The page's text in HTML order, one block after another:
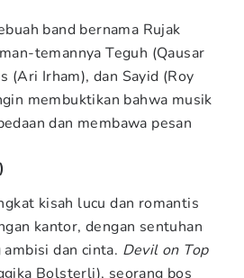
band bernama Rujak
temannya Teguh (Qausar
(Ari Irham), dan Sayid (Roy
membuktikan bahwa musik
dan membawa pesan
kisah lucu dan romantis
kantor, dengan sentuhan
dan cinta. Devil on Top
Bolsterli), seorang bos